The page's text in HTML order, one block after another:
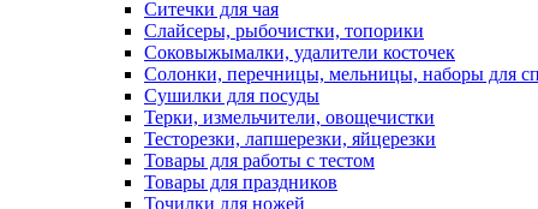
Ситечки для чая
Слайсеры, рыбочистки, топорики
Соковыжымалки, удалители косточек
Солонки, перечницы, мельницы, наборы для
Сушилки для посуды
Терки, измельчители, овощечистки
Тесторезки, лапшерезки, яйцерезки
Товары для работы с тестом
Товары для праздников
Точилки для ножей